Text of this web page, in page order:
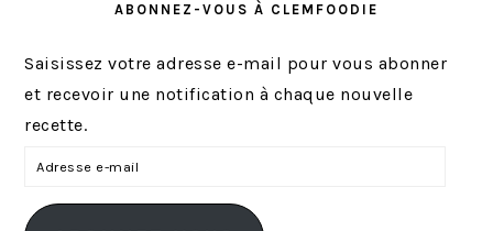
ABONNEZ-VOUS À CLEMFOODIE
Saisissez votre adresse e-mail pour vous abonner
et recevoir une notification à chaque nouvelle
recette.
r